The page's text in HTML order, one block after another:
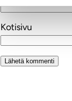
Kotisivu